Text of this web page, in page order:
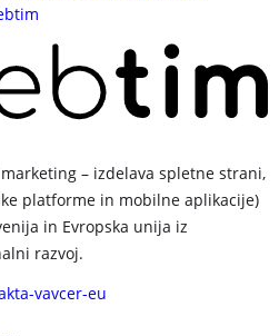
– izdelava spletne strani,
platforme in mobilne aplikacije)
in Evropska unija iz
razvoj.